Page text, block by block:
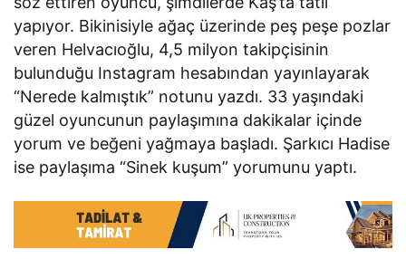
yapıyor. Bikinisiyle ağaç üzerinde peş peşe pozlar
veren Helvacıoğlu, 4,5 milyon takipçisinin
bulunduğu Instagram hesabından yayınlayarak
“Nerede kalmıştık” notunu yazdı. 33 yaşındaki
güzel oyuncunun paylaşımına dakikalar içinde
yorum ve beğeni yağmaya başladı. Şarkıcı Hadise
ise paylaşıma “Sinek kuşum” yorumunu yaptı.